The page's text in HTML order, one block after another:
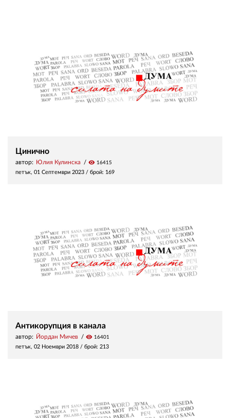
Цинично
автор: Юлия Кулинска visibility 16415
петък, 01 Септември 2023 / брой: 169
Антикорупция в канала
автор: Йордан Мичев visibility 16401
петък, 02 Ноември 2018 / брой: 213